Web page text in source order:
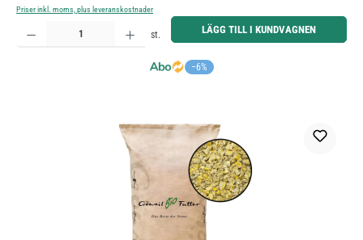
Priser inkl. moms, plus leveranskostnader
−6%
Produktkvantitet: Ange önskat belopp eller använd knapparna för att öka eller minska kvantiteten.
st. LÄGG TILL I KUNDVAGNEN